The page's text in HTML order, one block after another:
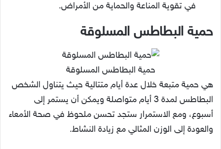
في تقوية المناعة والحماية من الأمراض.
حمية البطاطس المسلوقة
حمية البطاطس المسلوقة
هي حمية متبعة خلال عدة أيام متتالية حيث يتناول الشخص
البطاطس لمدة 3 أيام متواصلة ويمكن أن يستمر إلى
أسبوع، ومع الاستمرار ستجد تحسن ملحوظ في صحة الأمعاء
والعودة إلى الوزن المثالي مع زيادة النشاط.